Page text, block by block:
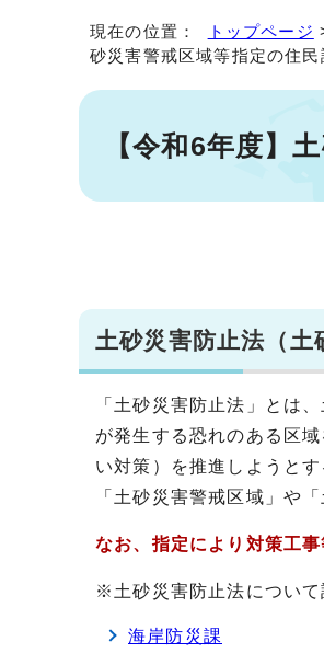
現在の位置： トップページ
砂災害警戒区域等指定の住
【令和6年度】
土砂災害防止法（
「土砂災害防止法」とは
が発生する恐れのある区
い対策）を推進しようと
「土砂災害警戒区域」や
なお、指定により対策工
※土砂災害防止法について
海岸防災課